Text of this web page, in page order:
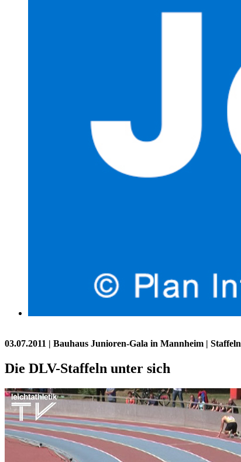
03.07.2011 | Bauhaus Junioren-Gala in Mannheim | Staffeln
Die DLV-Staffeln unter sich